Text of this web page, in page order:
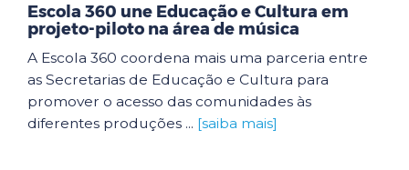
Escola 360 une Educação e Cultura em
projeto-piloto na área de música
A Escola 360 coordena mais uma parceria entre
as Secretarias de Educação e Cultura para
promover o acesso das comunidades às
diferentes produções ... [saiba mais]